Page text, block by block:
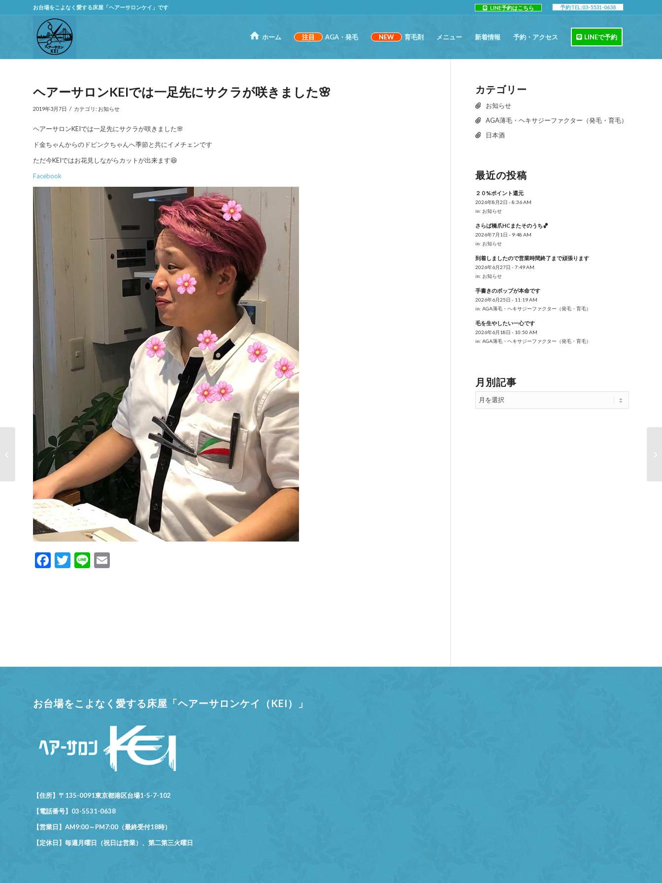
LINE予約はこちら 予約TEL:03-5531-0638
お台場をこよなく愛する床屋「ヘアーサロンケイ」です
ホーム 注目 AGA・発毛 NEW 育毛剤 メニュー 新着情報 予約・アクセス LINEで予約
ヘアーサロンKEIでは一足先にサクラが咲きました🌸
2019年3月7日 / カテゴリ: お知らせ
ヘアーサロンKEIでは一足先にサクラが咲きました🌸
ド金ちゃんからのドピンクちゃんへ季節と共にイメチェンです
ただ今KEIではお花見しながらカットが出来ます😆
Facebook
Facebook
Twitter
Line
カテゴリー
お知らせ
AGA薄毛・ヘキサジーファクター（発毛・育毛）
日本酒
最近の投稿
２０%ポイント還元
2026年8月2日 - 8:36 AM
in: お知らせ
さらば橋爪HCまたそのうち🏀
2026年7月1日 - 9:48 AM
in: お知らせ
到着しましたので営業時間終了まで頑張ります
2026年6月27日 - 7:49 AM
in: お知らせ
手書きのポップが本命です
2026年6月25日 - 11:19 AM
in: AGA薄毛・ヘキサジーファクター（発毛・育毛）
毛を生やしたい一心です
2026年6月18日 - 10:50 AM
in: AGA薄毛・ヘキサジーファクター（発毛・育毛）
月別記事
お台場をこよなく愛する床屋「ヘアーサロンケイ（KEI）」
【住所】〒135-0091東京都港区台場1-5-7-102
【電話番号】03-5531-0638
【営業日】AM9:00～PM7:00（最終受付18時）
【定休日】毎週月曜日（祝日は営業）、第二第三火曜日
遅れてきた反抗期